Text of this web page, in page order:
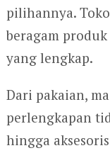
pilihannya.
beragam
yang lengkap.
Dari pakaian,
perlengkapan
hingga